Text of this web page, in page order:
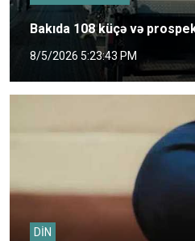
Bakıda 108 küçə və
8/5/2026 5:23:43 PM
DİN